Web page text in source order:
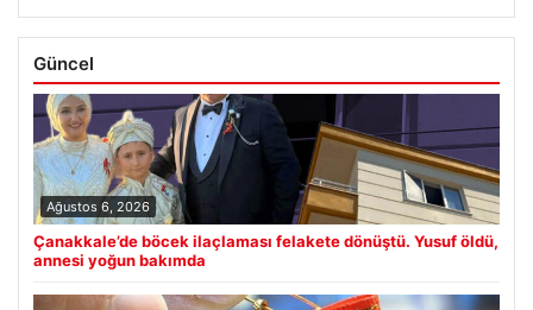
Güncel
Ağustos 6, 2026
Çanakkale’de böcek ilaçlaması felakete dönüştü. Yusuf öldü,
annesi yoğun bakımda